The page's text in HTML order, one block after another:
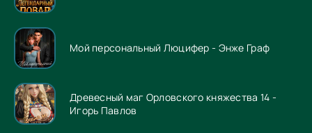
Мой персональный Люцифер - Энже Граф
Древесный маг Орловского княжества 14 -
Игорь Павлов